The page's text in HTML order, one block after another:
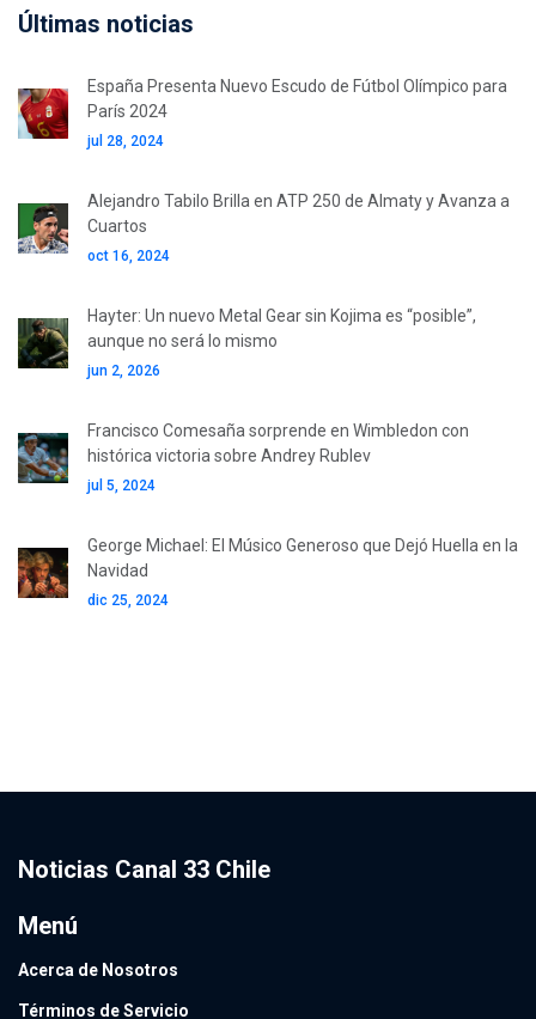
Últimas noticias
España Presenta Nuevo Escudo de Fútbol Olímpico para
París 2024
jul 28, 2024
Alejandro Tabilo Brilla en ATP 250 de Almaty y Avanza a
Cuartos
oct 16, 2024
Hayter: Un nuevo Metal Gear sin Kojima es “posible”,
aunque no será lo mismo
jun 2, 2026
Francisco Comesaña sorprende en Wimbledon con
histórica victoria sobre Andrey Rublev
jul 5, 2024
George Michael: El Músico Generoso que Dejó Huella en la
Navidad
dic 25, 2024
Noticias Canal 33 Chile
Menú
Acerca de Nosotros
Términos de Servicio